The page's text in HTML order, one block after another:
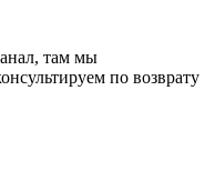
там мы
по возврату